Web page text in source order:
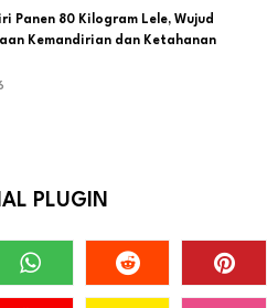
Panen 80 Kilogram Lele, Wujud
Kemandirian dan Ketahanan
PLUGIN